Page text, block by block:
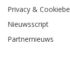
Privacy &
Nieuwsscript
Partnernieuws